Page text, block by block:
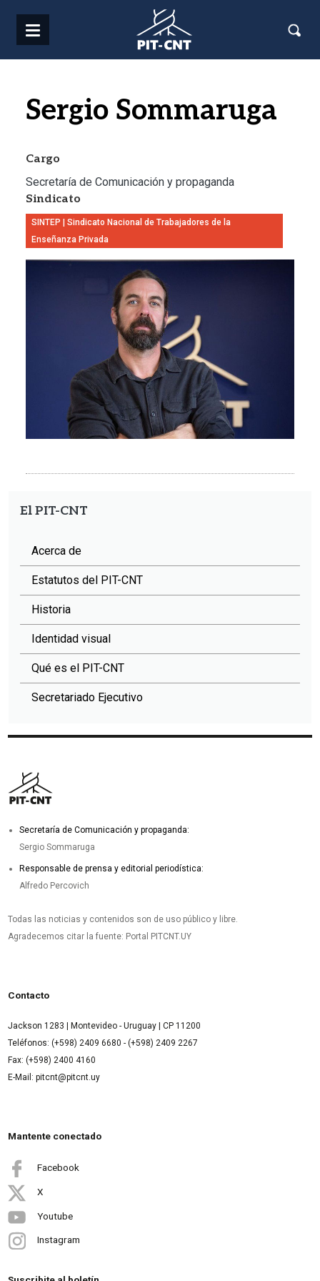
Sergio Sommaruga
Cargo
Secretaría de Comunicación y propaganda
Sindicato
SINTEP | Sindicato Nacional de Trabajadores de la
Enseñanza Privada
El PIT-CNT
Acerca de
Estatutos del PIT-CNT
Historia
Identidad visual
Qué es el PIT-CNT
Secretariado Ejecutivo
Secretaría de Comunicación y propaganda:
Sergio Sommaruga
Responsable de prensa y editorial periodística:
Alfredo Percovich
Todas las noticias y contenidos son de uso público y libre.
Agradecemos citar la fuente: Portal PITCNT.UY
Contacto
Jackson 1283 | Montevideo - Uruguay | CP 11200
Teléfonos: (+598) 2409 6680 - (+598) 2409 2267
Fax: (+598) 2400 4160
E-Mail: pitcnt@pitcnt.uy
Mantente conectado
Facebook
X
Youtube
Instagram